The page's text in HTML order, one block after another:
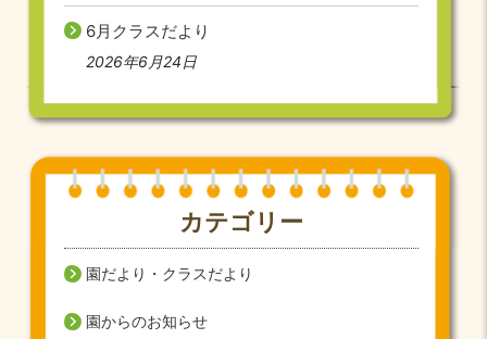
6月クラスだより
2026年6月24日
カテゴリー
園だより・クラスだより
園からのお知らせ